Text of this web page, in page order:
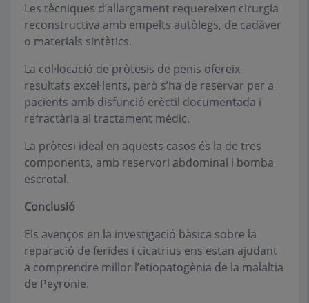
Les tècniques d’allargament requereixen cirurgia
reconstructiva amb empelts autòlegs, de cadàver
o materials sintètics.
La col·locació de pròtesis de penis ofereix
resultats excel·lents, però s’ha de reservar per a
pacients amb disfunció erèctil documentada i
refractària al tractament mèdic.
La pròtesi ideal en aquests casos és la de tres
components, amb reservori abdominal i bomba
escrotal.
Conclusió
Els avenços en la investigació bàsica sobre la
reparació de ferides i cicatrius ens estan ajudant
a comprendre millor l’etiopatogènia de la malaltia
de Peyronie.